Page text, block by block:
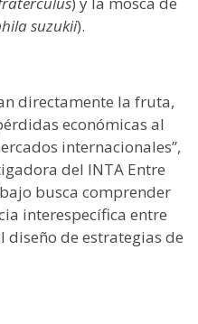
suzukii).
directamente la fruta,
económicas al
internacionales”,
del INTA Entre
busca comprender
interespecífica entre
de estrategias de